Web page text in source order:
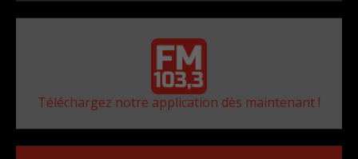
Téléchargez notre application dès maintenant !